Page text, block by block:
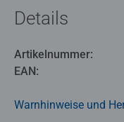
Das Starterset für
Booster Packs
Produktsprache:
Disney Lorcana ist
Details
Artikelnummer:
EAN:
Warnhinweise und